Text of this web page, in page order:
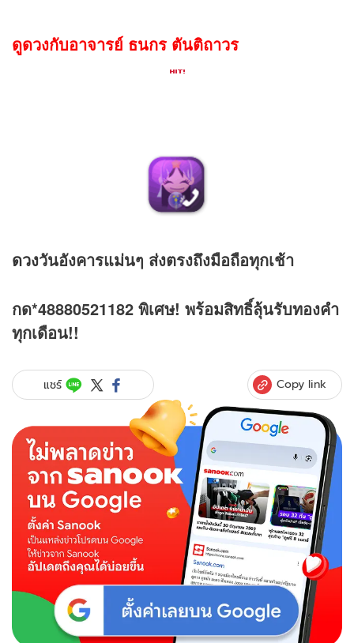
ดูดวงกับอาจารย์ ธนกร ตันติถาวร
ดวงวันอังคารแม่นๆ ส่งตรงถึงมือถือทุกเช้า
กด*48880521182 พิเศษ! พร้อมสิทธิ์ลุ้นรับทองคำ
ทุกเดือน!!
แชร์ Copy link